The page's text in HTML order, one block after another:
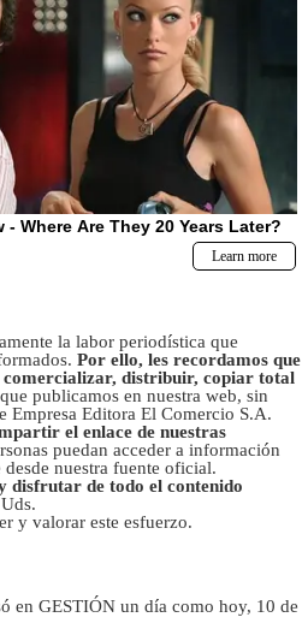
la labor periodística que
Por ello, les recordamos que
distribuir, copiar total
que publicamos en nuestra web, sin
Empresa Editora El Comercio S.A.
el enlace de nuestras
puedan acceder a información
nuestra fuente oficial.
disfrutar de todo el contenido
y valorar este esfuerzo.
en GESTIÓN un día como hoy, 10 de